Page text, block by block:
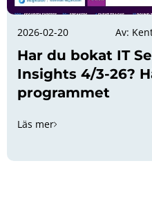
2026-02-20 Av:
Har du bokat IT
Insights 4/3-26?
programmet
Läs mer